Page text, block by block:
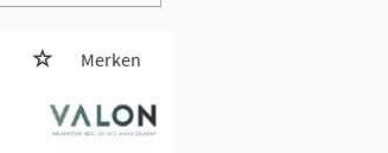
Merken